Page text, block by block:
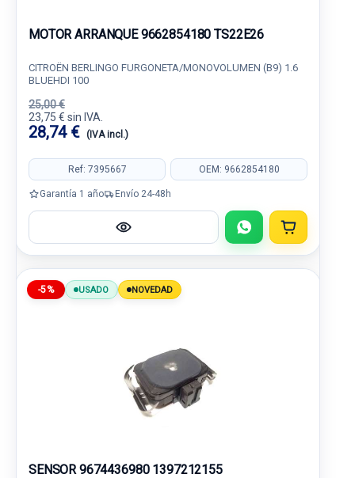
MOTOR ARRANQUE 9662854180 TS22E26
CITROËN BERLINGO FURGONETA/MONOVOLUMEN (B9) 1.6
BLUEHDI 100
25,00 €
23,75 € sin IVA.
28,74 € (IVA incl.)
Ref: 7395667 OEM: 9662854180
Garantía 1 año Envío 24-48h
-5% USADO NOVEDAD
SENSOR 9674436980 1397212155